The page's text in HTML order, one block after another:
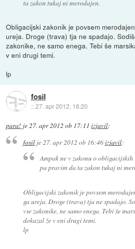
ta zakon tukaj ni merodajen.
Obligacijski zakonik je povsem
ureja. Droge (trava) tja ne spadajo.
zakonike, ne samo enega. Tebi še
v eni drugi temi.
lp
fosil
::27. apr 2012, 18:20
para! je27. apr 2012 ob 17:11 izjavil:
fosilje 27. apr 2012 ob 16:46izjavil:
Ampak ne v zakonu o
pa pravim da ta zakon tukaj ni
Obligacijski zakonik je povsem
ga ureja. Droge (trava) tja ne spadajo.
vse zakonike, ne samo enega. Tebi še
dokazal že v eni drugi temi.
lp